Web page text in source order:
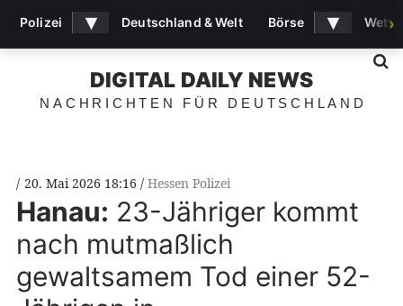
DIGITAL DAILY NEWS
NACHRICHTEN FÜR DEUTSCHLAND
20. Mai 2026 18:16 Hessen Polizei
Hanau: 23-Jähriger kommt
nach mutmaßlich
gewaltsamem Tod einer 52-
Polizei ▾ Deutschland & Welt Börse ▾ ›